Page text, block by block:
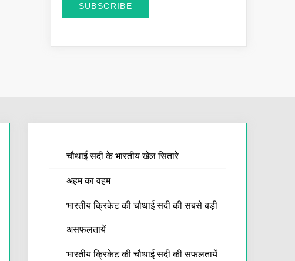
चौथाई सदी के भारतीय खेल सितारे
अहम का वहम
भारतीय क्रिकेट की चौथाई सदी की सबसे बड़ी
असफलतायें
भारतीय क्रिकेट की चौथाई सदी की सफलतायें